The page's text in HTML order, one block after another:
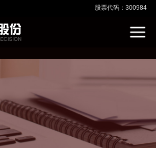
股票代码：300984